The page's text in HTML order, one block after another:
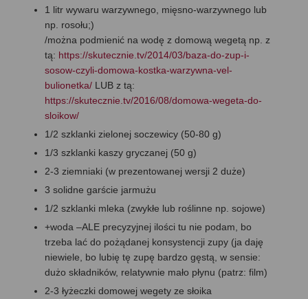
1 litr wywaru warzywnego, mięsno-warzywnego lub
np. rosołu;)
/można podmienić na wodę z domową wegetą np. z
tą: https://skutecznie.tv/2014/03/baza-do-zup-i-
sosow-czyli-domowa-kostka-warzywna-vel-
bulionetka/ LUB z tą:
https://skutecznie.tv/2016/08/domowa-wegeta-do-
sloikow/
1/2 szklanki zielonej soczewicy (50-80 g)
1/3 szklanki kaszy gryczanej (50 g)
2-3 ziemniaki (w prezentowanej wersji 2 duże)
3 solidne garście jarmużu
1/2 szklanki mleka (zwykłe lub roślinne np. sojowe)
+woda –ALE precyzyjnej ilości tu nie podam, bo
trzeba lać do pożądanej konsystencji zupy (ja daję
niewiele, bo lubię tę zupę bardzo gęstą, w sensie:
dużo składników, relatywnie mało płynu (patrz: film)
2-3 łyżeczki domowej wegety ze słoika